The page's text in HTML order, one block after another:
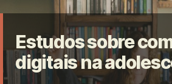
Estudos sobre
digitais na